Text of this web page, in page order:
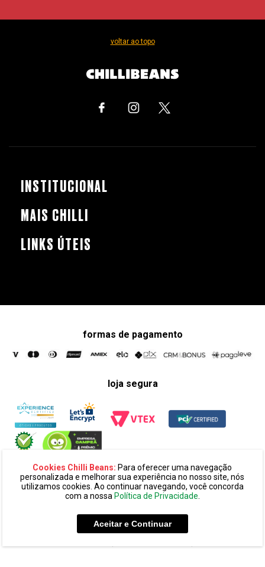
Cookies Chilli Beans: Para oferecer uma navegação
personalizada e melhorar sua experiência no nosso site, nós
utilizamos cookies. Ao continuar navegando, você concorda
com a nossa Política de Privacidade.
Aceitar e Continuar
voltar ao topo
INSTITUCIONAL
MAIS CHILLI
LINKS ÚTEIS
formas de pagamento
loja segura
ltda. cnpj: 14.439.371/0002-60
alameda amazonas, 594, terreo mezanino, alphaville